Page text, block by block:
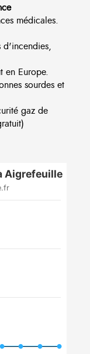
médicales.
d'incendies,
en Europe.
sourdes et
gaz de
Aigrefeuille